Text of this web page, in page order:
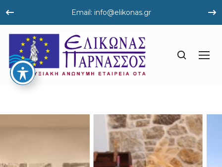
Email: info@elikonas.gr